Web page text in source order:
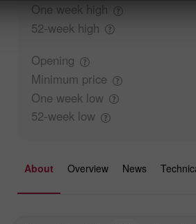
One week high
52-week high
Opening
Minimum price
One week low
52-week low
About Overview News